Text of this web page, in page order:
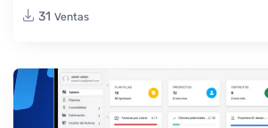
31 Ventas